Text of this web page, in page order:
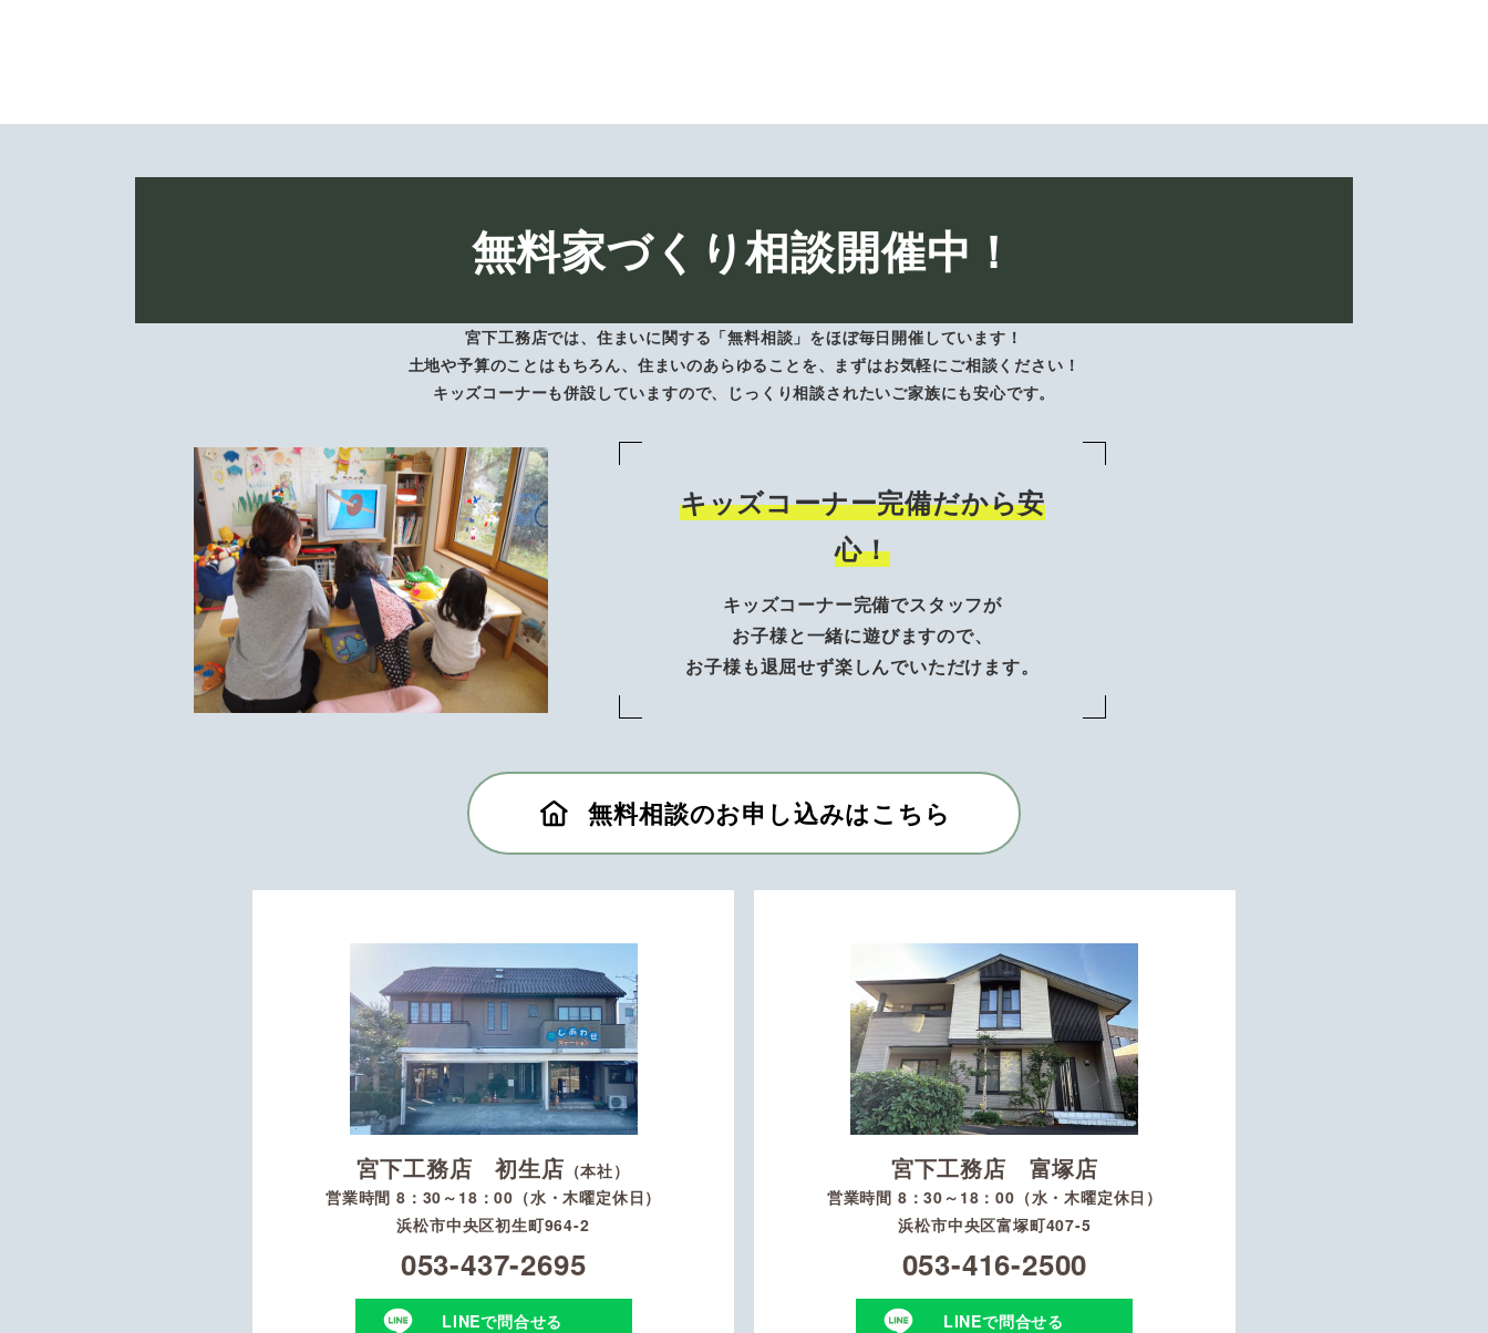
無料家づくり相談開催中！
宮下工務店では、住まいに関する「無料相談」をほぼ毎日開催しています！
土地や予算のことはもちろん、住まいのあらゆることを、まずはお気軽にご相談ください！
キッズコーナーも併設していますので、じっくり相談されたいご家族にも安心です。
キッズコーナー完備だから安
心！
キッズコーナー完備でスタッフが
お子様と一緒に遊びますので、
お子様も退屈せず楽しんでいただけます。
無料相談のお申し込みはこちら
宮下工務店 初生店 （本社）
営業時間 8：30～18：00（水・木曜定休日）
浜松市中央区初生町964-2
053-437-2695
LINEで問合せる
宮下工務店 富塚店
営業時間 8：30～18：00（水・木曜定休日）
浜松市中央区富塚町407-5
053-416-2500
LINEで問合せる